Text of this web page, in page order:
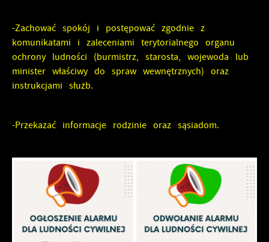
-Zachować spokój i postępować zgodnie z
komunikatami i zaleceniami terytorialnego organu
ochrony ludności (burmistrz, starosta, wojewoda lub
minister właściwy do spraw wewnętrznych) oraz
instrukcjami służb.
-Przekazać informacje rodzinie oraz sąsiadom.